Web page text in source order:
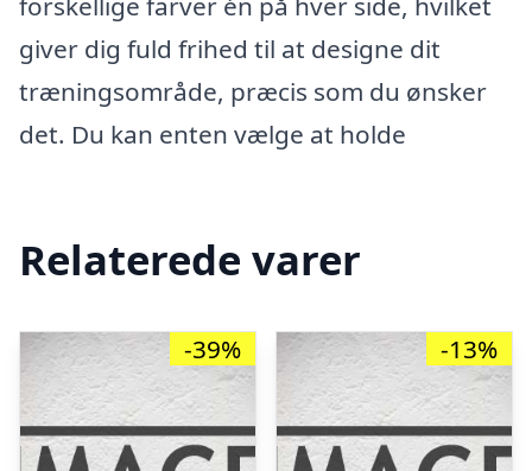
giver dig fuld frihed til at designe dit
træningsområde, præcis som du ønsker
det. Du kan enten vælge at holde
Relaterede varer
-39% -13%